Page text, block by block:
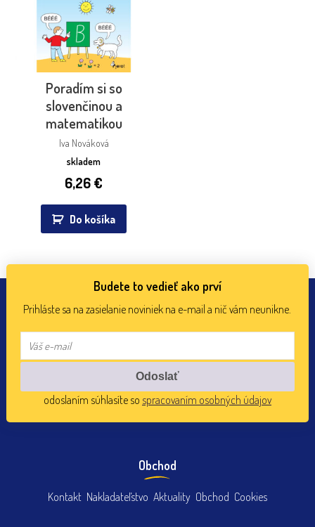
Poradím si so
slovenčinou a
matematikou
Iva Nováková
skladem
6,26€
Do košíka
Budete to vedieť ako prví
Prihláste sa na zasielanie noviniek na e-mail a nič vám neunikne.
odoslaním súhlasíte so spracovaním osobných údajov
Obchod
Kontakt Nakladateľstvo Aktuality Obchod Cookies